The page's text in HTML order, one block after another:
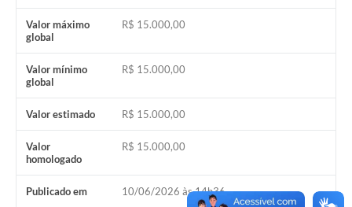
Valor máximo
global
R$ 15.000,00
Valor mínimo
global
R$ 15.000,00
Valor estimado R$ 15.000,00
Valor
homologado
R$ 15.000,00
Publicado em 10/06/2026 às 14h36